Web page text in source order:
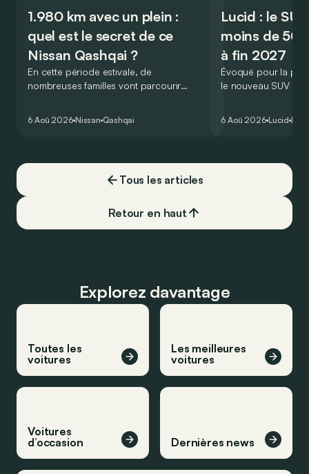
1.980 km avec un plein :
quel est le secret de ce
Nissan Qashqai ?
En cette période estivale, de
nombreuses familles vont parcourir
Qashqai e-Power, il serait possible de
6 Aoû 2026 Nissan Qashqai
Lucid : le
moins de
à fin 2027
Évoqué pour la
le nouveau SUV
l’année 2026.
6 Aoû 2026 Lucid
Tous les articles
Retour en haut
Explorez davantage
Toutes les
voitures
Les meilleures
voitures
Voitures
d’occasion
Dernières news